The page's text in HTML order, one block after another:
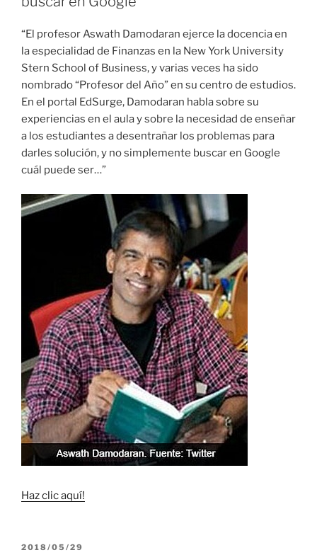
“El profesor Aswath Damodaran ejerce la docencia en
la especialidad de Finanzas en la New York University
Stern School of Business, y varias veces ha sido
nombrado “Profesor del Año” en su centro de estudios.
En el portal EdSurge, Damodaran habla sobre su
experiencias en el aula y sobre la necesidad de enseñar
a los estudiantes a desentrañar los problemas para
darles solución, y no simplemente buscar en Google
cuál puede ser…”
Haz clic aquí!
PUBLICADO
2018/05/29